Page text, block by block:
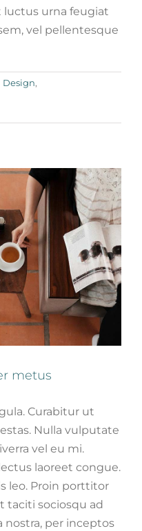
urna feugiat
vel pellentesque
Design,
metus
metus
Curabitur ut
Nulla vulputate
vel eu mi.
laoreet congue.
leo. Proin porttitor
taciti sociosqu ad
nostra, per inceptos